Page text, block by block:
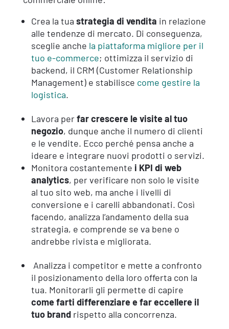
Crea la tua strategia di vendita in relazione
alle tendenze di mercato. Di conseguenza,
sceglie anche la piattaforma migliore per il
tuo e-commerce; ottimizza il servizio di
backend, il CRM (Customer Relationship
Management) e stabilisce come gestire la
logistica.
Lavora perfar crescere le visite al tuo
negozio, dunque anche il numero di clienti
e le vendite. Ecco perché pensa anche a
ideare e integrare nuovi prodotti o servizi.
Monitora costantemente i KPI di web
analytics, per verificare non solo le visite
al tuo sito web, ma anche i livelli di
conversione e i carelli abbandonati. Così
facendo, analizza l’andamento della sua
strategia, e comprende se va bene o
andrebbe rivista e migliorata.
Analizza i competitor e mette a confronto
il posizionamento della loro offerta con la
tua. Monitorarli gli permette di capire
come farti differenziare e far eccellere il
tuo brandrispetto alla concorrenza.